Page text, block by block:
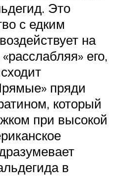
Это
с едким
на
его,
пряди
который
при высокой
в